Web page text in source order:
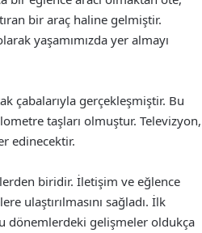
bir araç haline gelmiştir.
yaşamımızda yer almayı
çabalarıyla gerçekleşmiştir. Bu
taşları olmuştur. Televizyon,
edinecektir.
biridir. İletişim ve eğlence
ulaştırılmasını sağladı. İlk
dönemlerdeki gelişmeler oldukça